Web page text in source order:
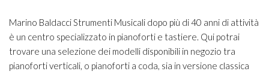
Marino Baldacci Strumenti Musicali dopo più di 40 anni di attività
è un centro specializzato in pianoforti e tastiere. Qui potrai
trovare una selezione dei modelli disponibili in negozio tra
pianoforti verticali, o pianoforti a coda, sia in versione classica